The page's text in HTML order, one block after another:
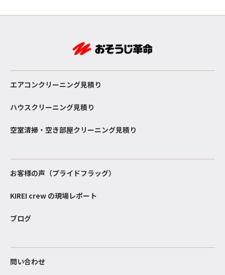
エアコンクリーニング見積り
ハウスクリーニング見積り
空室清掃・空き部屋クリーニング見積り
お客様の声（プライドフラッグ）
KIREI crew の現場レポート
ブログ
問い合わせ